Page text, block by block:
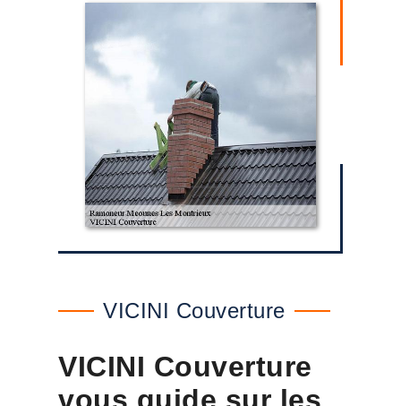
VICINI Couverture
VICINI Couverture